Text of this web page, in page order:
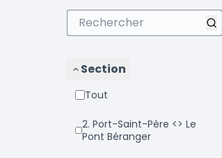
Section
Tout
2. Port-Saint-Père <> Le
Pont Béranger